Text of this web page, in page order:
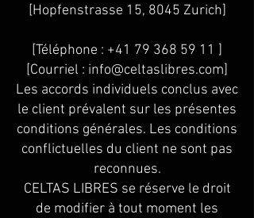
[Hopfenstrasse 15, 8045 Zurich]
[Téléphone : +41 79 368 59 11 ]
[Courriel : info@celtaslibres.com]
Les accords individuels conclus avec
le client prévalent sur les présentes
conditions générales. Les conditions
conflictuelles du client ne sont pas
reconnues.
CELTAS LIBRES se réserve le droit
de modifier à tout moment les